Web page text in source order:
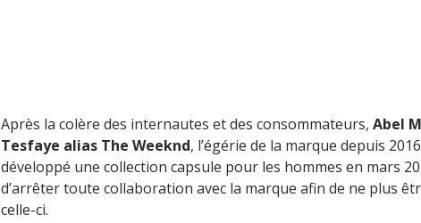
Après la colère des internautes et des consommateurs, Abel
Tesfaye alias The Weeknd, l’égérie de la marque depuis
développé une collection capsule pour les hommes en mars
d’arrêter toute collaboration avec la marque afin de ne plus
celle-ci.